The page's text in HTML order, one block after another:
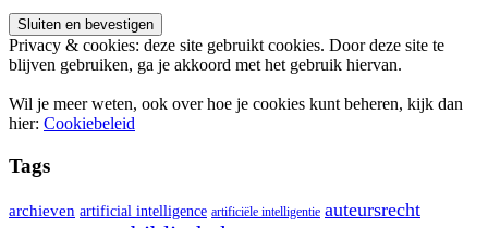
Privacy & cookies: deze site gebruikt cookies. Door deze site te
blijven gebruiken, ga je akkoord met het gebruik hiervan.
Wil je meer weten, ook over hoe je cookies kunt beheren, kijk dan
hier: Cookiebeleid
Tags
archieven artificial intelligence artificiële intelligentie auteursrecht